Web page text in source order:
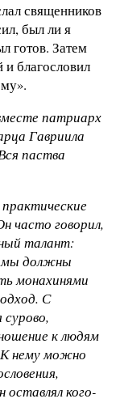
священников
был ли я
готов. Затем
благословил
патриарх
Гавриила
паства
часто говорил,
талант:
мы должны
монахинями
С
к людям
К нему можно
оставлял кого-